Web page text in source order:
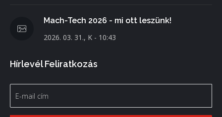
Mach-Tech 2026 - mi ott leszünk!
2026. 03. 31., K - 10:43
Hírlevél Feliratkozás